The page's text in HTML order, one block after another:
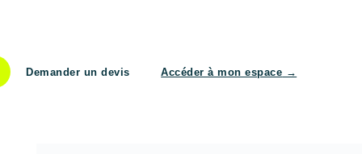
Demander un devis Accéder à mon espace →